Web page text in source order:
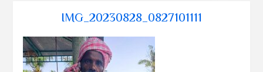
IMG_20230828_0827101111